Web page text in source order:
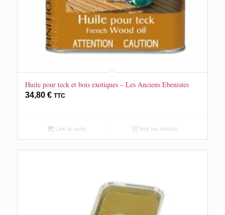
Huile pour teck et bois exotiques – Les Anciens Ebenistes
34,80 € TTC
Lire la suite Voir les détails